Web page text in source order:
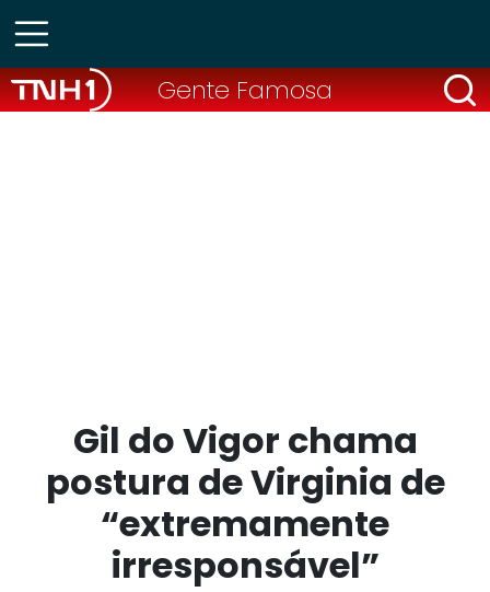
Gente Famosa
Gil do Vigor chama
postura de Virginia de
“extremamente
irresponsável”